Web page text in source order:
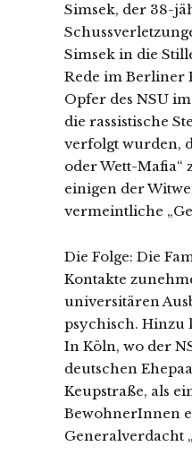
Simsek, der 38-
Simsek in die
Rede im Berliner
Opfer des NSU
die rassistische
verfolgt wurden,
oder Wett-
einigen der
vermeintliche
Die Folge: Die
Kontakte
universitären
psychisch. Hinzu
In Köln, wo der
deutschen
Keupstraße, als
BewohnerInnen
Generalverdacht